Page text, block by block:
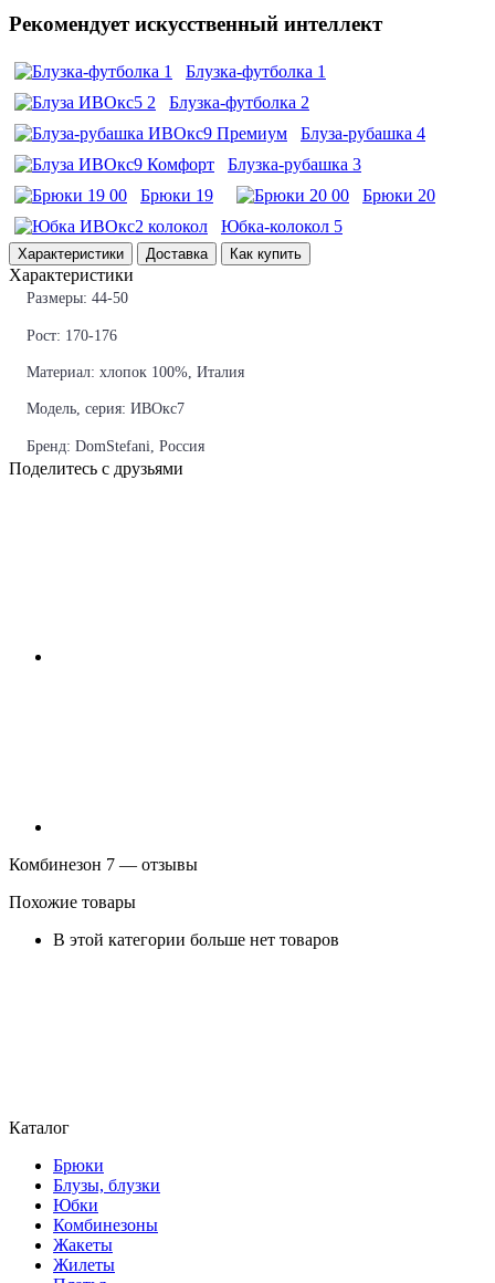
Рекомендует искусственный интеллект
Блузка-футболка 1
Блузка-футболка 2
Блуза-рубашка 4
Блузка-рубашка 3
Брюки 19
Брюки 20
Юбка-колокол 5
Характеристики Доставка Как купить
Характеристики
Размеры: 44-50
Рост: 170-176
Материал: хлопок 100%, Италия
Модель, серия: ИВОкс7
Бренд: DomStefani, Россия
Поделитесь с друзьями
Комбинезон 7 — отзывы
Похожие товары
В этой категории больше нет товаров
Каталог
Брюки
Блузы, блузки
Юбки
Комбинезоны
Жакеты
Жилеты